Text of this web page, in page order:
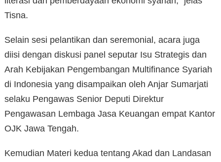
Tisna.
Selain sesi pelantikan dan seremonial, acara juga
diisi dengan diskusi panel seputar Isu Strategis dan
Arah Kebijakan Pengembangan Multifinance Syariah
di Indonesia yang disampaikan oleh Anjar Sumarjati
selaku Pengawas Senior Deputi Direktur
Pengawasan Lembaga Jasa Keuangan empat Kantor
OJK Jawa Tengah.
Kemudian Materi kedua tentang Akad dan Landasan